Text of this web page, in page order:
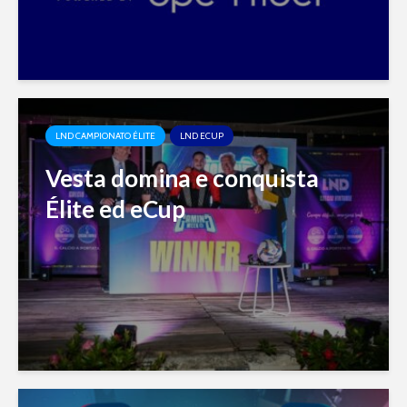
LND CAMPIONATO ÉLITE LND ECUP
Vesta domina e conquista
Élite ed eCup